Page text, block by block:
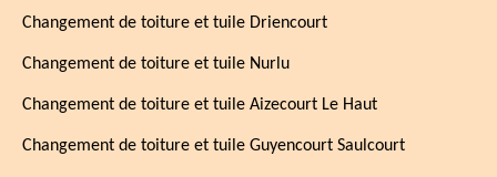
Changement de toiture et tuile Driencourt
Changement de toiture et tuile Nurlu
Changement de toiture et tuile Aizecourt Le Haut
Changement de toiture et tuile Guyencourt Saulcourt